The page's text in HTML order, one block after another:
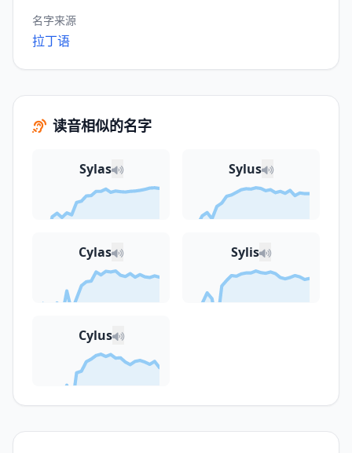
名字来源
拉丁语
读音相似的名字
Sylas Sylus
Cylas Sylis
Cylus